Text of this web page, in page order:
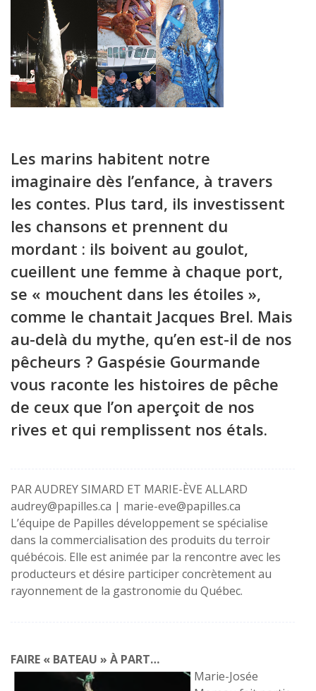
Les marins habitent notre
imaginaire dès l’enfance, à travers
les contes. Plus tard, ils investissent
les chansons et prennent du
mordant : ils boivent au goulot,
cueillent une femme à chaque port,
se « mouchent dans les étoiles »,
comme le chantait Jacques Brel. Mais
au-delà du mythe, qu’en est-il de nos
pêcheurs ? Gaspésie Gourmande
vous raconte les histoires de pêche
de ceux que l’on aperçoit de nos
rives et qui remplissent nos étals.
PAR AUDREY SIMARD ET MARIE-ÈVE ALLARD
audrey@papilles.ca | marie-eve@papilles.ca
L’équipe de Papilles développement se spécialise
dans la commercialisation des produits du terroir
québécois. Elle est animée par la rencontre avec les
producteurs et désire participer concrètement au
rayonnement de la gastronomie du Québec.
FAIRE « BATEAU » À PART…
Marie-Josée